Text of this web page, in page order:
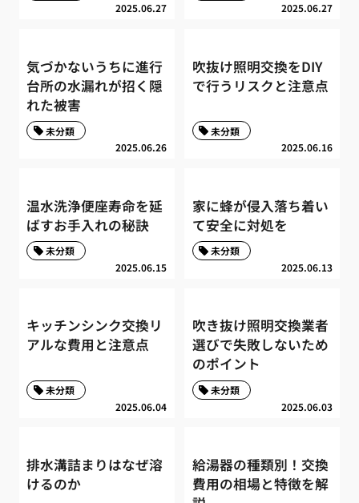
2025.06.27 2025.06.27
気づかないうちに進行
台所の水漏れが招く隠
れた被害
2025.06.26
未分類
吹抜け照明交換をDIY
で行うリスクと注意点
2025.06.16
未分類
温水洗浄便座寿命を延
ばすお手入れの秘訣
2025.06.15
未分類
家に蜂が侵入落ち着い
て安全に対処を
2025.06.13
未分類
キッチンシンク交換リ
アルな費用と注意点
2025.06.04
未分類
吹き抜け照明交換業者
選びで失敗しないため
のポイント
2025.06.03
未分類
排水溝詰まりはなぜ溶
けるのか
給湯器の種類別！交換
費用の相場と特徴を解